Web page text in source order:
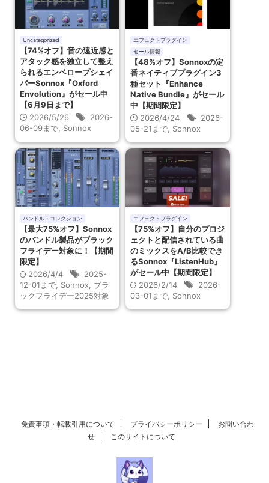
Uncategorized
【74%オフ】音の遠近感と
アタック感を独立して整え
られるエンベロープシェイ
パーSonnox『Oxford
Envolution』がセール中
【6月9日まで】
2026/5/26
2026-
06-09まで Sonnox
エフェクトプラグイン
セール情報
【48%オフ】Sonnoxの定
番ネイティブプラグイン3
種セット『Enhance
Native Bundle』がセール
中【期間限定】
2026/4/24
2026-
05-21まで Sonnox
バンドル・コレクション
【最大75%オフ】Sonnox
のバンドル製品がブラック
フライデー対象に！【期間
限定】
2026/4/4
2025-
12-01まで Sonnox
ブラ
ックフライデー2025対象
エフェクトプラグイン
【75%オフ】自分のプロジ
ェクトと配信されている曲
のミックスをA/B比較でき
るSonnox『ListenHub』
がセール中【期間限定】
2026/2/14
2026-
03-01まで Sonnox
免責事項・転載引用について プライバシーポリシー
お問い合わ
せ
このサイトについて